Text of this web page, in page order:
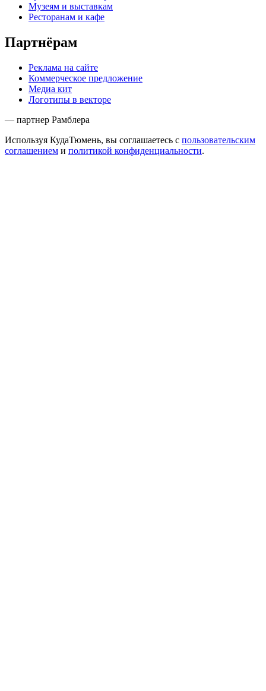
Музеям и выставкам
Ресторанам и кафе
Партнёрам
Реклама на сайте
Коммерческое предложение
Медиа кит
Логотипы в векторе
— партнер Рамблера
Используя КудаТюмень, вы соглашаетесь с пользовательским
соглашением и политикой конфиденциальности.